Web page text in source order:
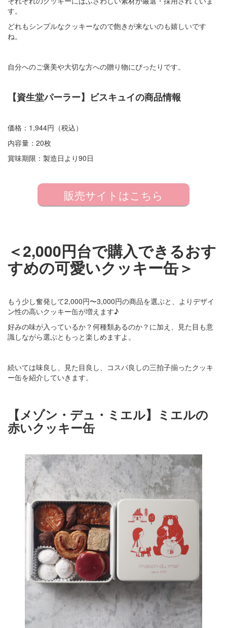
す。
どれもシンプルなクッキーなので飽きが来ないのも嬉しいです
ね。
自分へのご褒美や大切な方への贈り物にぴったりです。
【資生堂パーラー】ビスキュイの商品情報
価格：1,944円（税込）
内容量：20枚
賞味期限：製造日より90日
販売サイトはこちら
＜2,000円台で購入できるおす
すめの可愛いクッキー缶＞
もう少し奮発して2,000円〜3,000円の商品を選ぶと、よりデザイ
ン性の高いクッキー缶が増えます♪
好みの味が入っているか？何種類あるのか？に加え、見た目も意
識しながら選ぶともっと楽しめますよ。
続いては味良し、見た目良し、コスパ良しの三拍子揃ったクッキ
ー缶を紹介していきます。
【メゾン・デュ・ミエル】ミエルの
赤いクッキー缶